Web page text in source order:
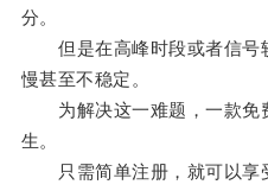
分。
但是在高峰时段或者信号
慢甚至不稳定。
为解决这一难题，一款免
生。
只需简单注册，就可以享